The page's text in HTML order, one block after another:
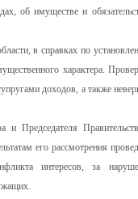
об имуществе и
в справках по
характера.
доходов, а также
и Председателя
его рассмотрения
интересов, за